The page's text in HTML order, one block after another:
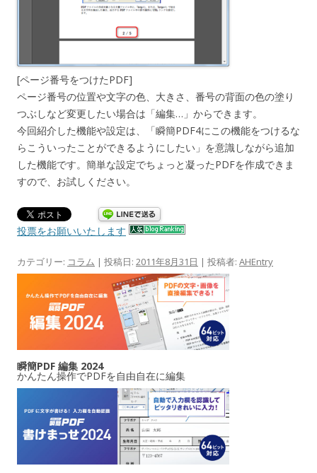
[ページ番号をつけたPDF]
ページ番号の位置や文字の色、大きさ、番号の背面の色の塗り
つぶしなど変更したい場合は「編集…」からできます。
今回紹介した機能や設定は、「瞬簡PDF4にこの機能をつけるな
らこういったことができるようにしたい」を意識しながら追加
した機能です。簡単な設定でちょっと凝ったPDFを作成できま
すので、お試しください。
投票をお願いいたします
カテゴリー: コラム | 投稿日: 2011年8月31日 | 投稿者: AHEntry
瞬簡PDF 編集 2024
かんたん操作でPDFを自由自在に編集